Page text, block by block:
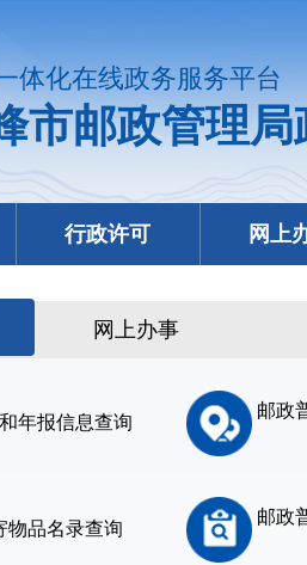
体化在线政务服务平台
市邮政管理
行政许可 网上
网上办事
年报信息查询
邮政
物品名录查询
邮政